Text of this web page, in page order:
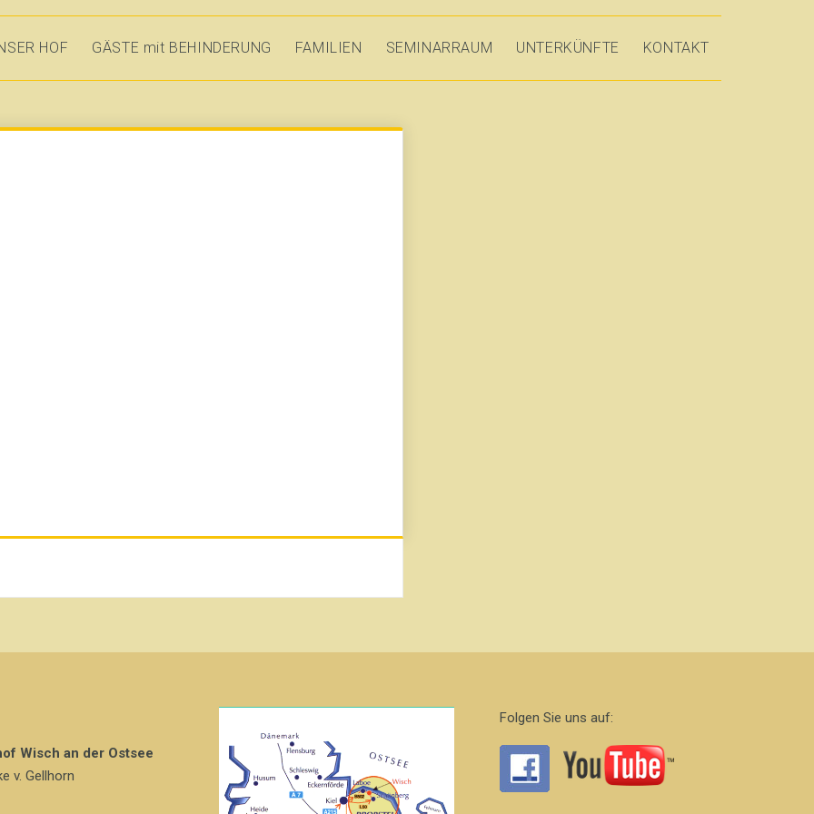
HOF GÄSTE mit BEHINDERUNG FAMILIEN SEMINARRAUM UNTERKÜNFTE KONTAKT
Wisch an der Ostsee
v. Gellhorn
Folgen Sie uns auf: